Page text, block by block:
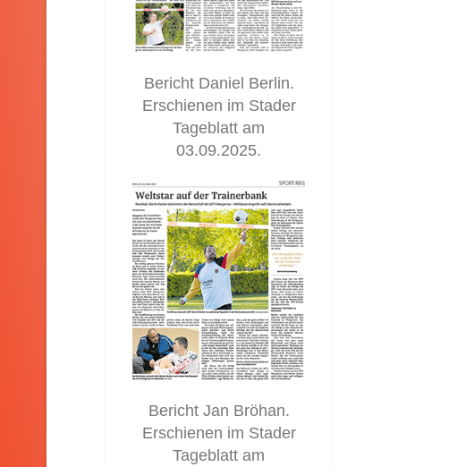
Bericht Daniel Berlin.
Erschienen im Stader
Tageblatt am
03.09.2025.
Bericht Jan Bröhan.
Erschienen im Stader
Tageblatt am